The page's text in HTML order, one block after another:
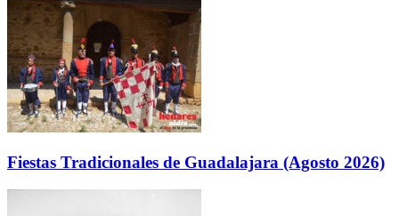
Fiestas Tradicionales de Guadalajara (Agosto 2026)